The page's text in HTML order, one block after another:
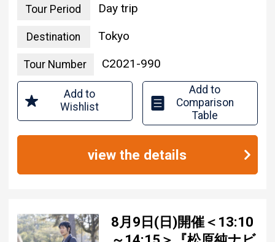
Tour Period Day trip
Destination Tokyo
Tour Number C2021-990
Add to
Wishlist
Add to
Comparison
Table
view the details
8月9日(日)開催＜13:10